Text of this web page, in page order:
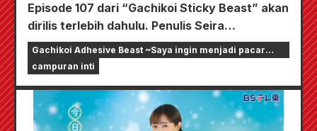
Episode 107 dari “Gachikoi Sticky Beast” akan
dirilis terlebih dahulu. Penulis Seira
mengumumkan di SNS bahwa episode
berikutnya akan menjadi episode terakhir.
Gachikoi Adhesive Beast ~Saya ingin menjadi pacar
streamer online~
campuran inti